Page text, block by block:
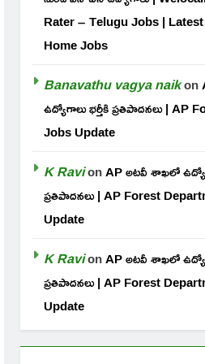
Rater – Telugu Jobs |
Home Jobs
Banavathu vagya naikon
ఉద్యోగాలు భర్తీకి ప్రతిపాదనలు | AP
Jobs Update
K RavionAP అటవీ శాఖలో
ప్రతిపాదనలు | AP Forest
Update
K RavionAP అటవీ శాఖలో
ప్రతిపాదనలు | AP Forest
Update